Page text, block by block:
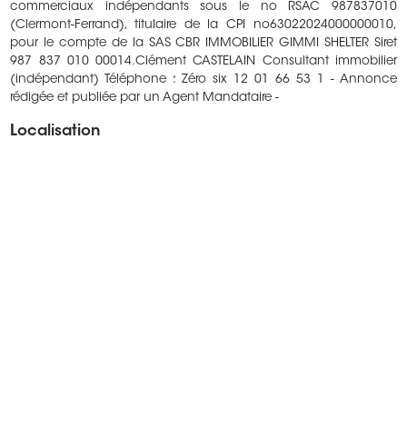
commerciaux indépendants sous le no RSAC 987837010
(Clermont-Ferrand), titulaire de la CPI no63022024000000010,
pour le compte de la SAS CBR IMMOBILIER GIMMI SHELTER Siret
987 837 010 00014.Clément CASTELAIN Consultant immobilier
(indépendant) Téléphone : Zéro six 12 01 66 53 1 - Annonce
rédigée et publiée par un Agent Mandataire -
Localisation